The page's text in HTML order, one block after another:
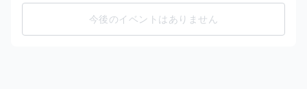
今後のイベントはありません